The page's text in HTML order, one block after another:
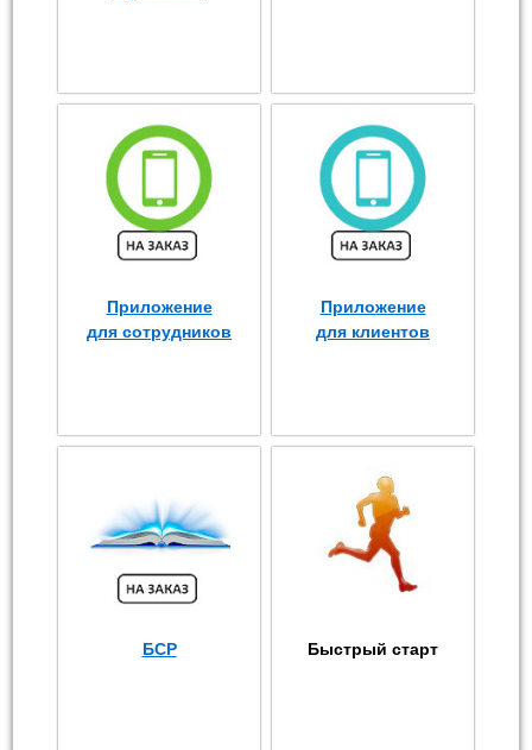
Приложение
для сотрудников
Приложение
для клиентов
БСР Быстрый старт